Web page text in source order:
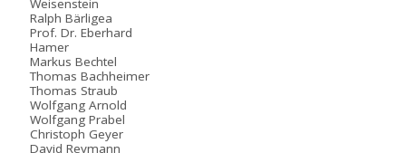
Weisenstein
Ralph Bärligea
Prof. Dr. Eberhard
Hamer
Markus Bechtel
Thomas Bachheimer
Thomas Straub
Wolfgang Arnold
Wolfgang Prabel
Christoph Geyer
David Reymann